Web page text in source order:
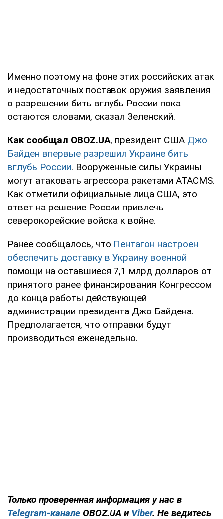
Именно поэтому на фоне этих российских атак
и недостаточных поставок оружия заявления
о разрешении бить вглубь России пока
остаются словами, сказал Зеленский.
Как сообщал OBOZ.UA, президент США Джо
Байден впервые разрешил Украине бить
вглубь России. Вооруженные силы Украины
могут атаковать агрессора ракетами ATACMS.
Как отметили официальные лица США, это
ответ на решение России привлечь
северокорейские войска к войне.
Ранее сообщалось, что Пентагон настроен
обеспечить доставку в Украину военной
помощи на оставшиеся 7,1 млрд долларов от
принятого ранее финансирования Конгрессом
до конца работы действующей
администрации президента Джо Байдена.
Предполагается, что отправки будут
производиться еженедельно.
Только проверенная информация у нас в
Telegram-канале OBOZ.UA и Viber. Не ведитесь